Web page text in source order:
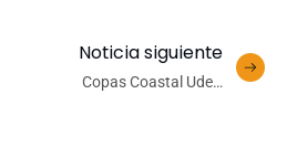
Noticia siguiente
Copas Coastal UdeC